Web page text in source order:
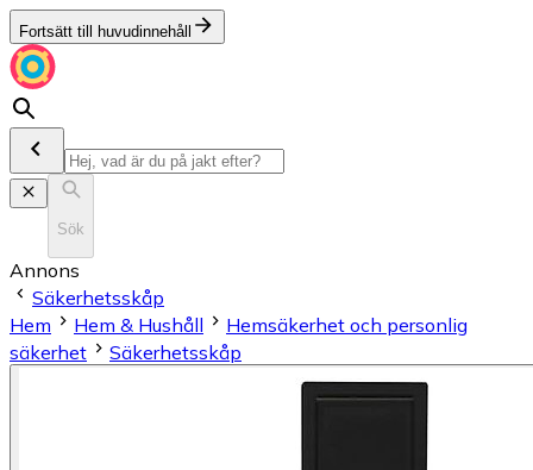
Fortsätt till huvudinnehåll
Sök
Annons
Säkerhetsskåp
Hem
Hem & Hushåll
Hemsäkerhet och personlig
säkerhet
Säkerhetsskåp